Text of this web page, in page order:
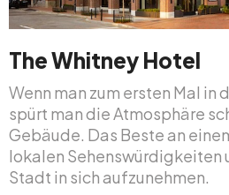
The Whitney Hotel
Wenn man zum ersten Mal in
spürt man die Atmosphäre
Gebäude. Das Beste an
lokalen Sehenswürdigkeiten
Stadt in sich aufzunehmen.